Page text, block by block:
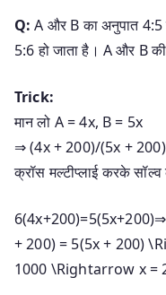
Q: A और B का अनुपात 4:5
5:6 हो जाता है। A और B
Trick:
मान लो A = 4x, B = 5x
⇒ (4x + 200)/(5x +
क्रॉस मल्टीप्लाई करके सॉल्व
+ 200) = 5(5x + 200)
1000 \Rightarrow x =